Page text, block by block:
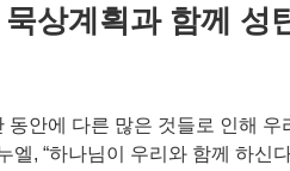
상계획과 함께 성
동안에 다른 많은 것들로 인해 우
엘, “하나님이 우리와 함께 하신